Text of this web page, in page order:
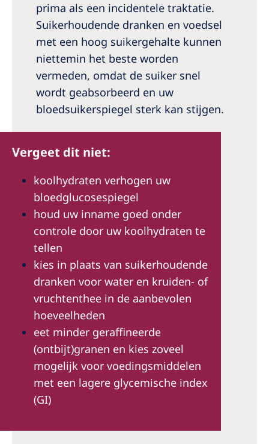
prima als een incidentele traktatie.
Suikerhoudende dranken en voedsel
met een hoog suikergehalte kunnen
niettemin het beste worden
vermeden, omdat de suiker snel
wordt geabsorbeerd en uw
bloedsuikerspiegel sterk kan stijgen.
Vergeet dit niet:
koolhydraten verhogen uw
bloedglucosespiegel
houd uw inname goed onder
controle door uw koolhydraten te
tellen
kies in plaats van suikerhoudende
dranken voor water en kruiden- of
vruchtenthee in de aanbevolen
hoeveelheden
eet minder geraffineerde
(ontbijt)granen en kies zoveel
mogelijk voor voedingsmiddelen
met een lagere glycemische index
(GI)